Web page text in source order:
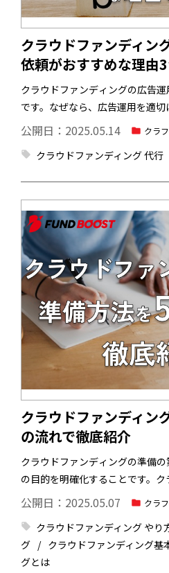
クラウドファンディン
依頼がおすすめな理由
クラウドファンディングの広告
です。なぜなら、広告運用を適
るためには、専門的な知識と技術
さんあります。起案者としての
は、クラウドファンディングの
めな理由3つを解説します。クラ
する場合の料金目安も紹介するの
さい。
公開日：2025.05.14 クラ
クラウドファンディング 代行
クラウドファンディン
の流れで徹底紹介
クラウドファンディングの準備
の目的を明確化することです。
戦する目的を明確化し、現実的な
うえで大切なのは、テクニック
想いです。成功にはさまざまな
が、準備段階ではプロジェクトへ
公開日：2025.05.07 クラ
クラウドファンディング やり
グ
クラウドファンディング基
グとは